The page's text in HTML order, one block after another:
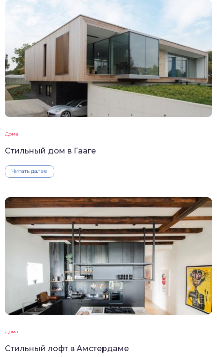
Дома
Стильный дом в Гааге
Читать далее
Дома
Стильный лофт в Амстердаме